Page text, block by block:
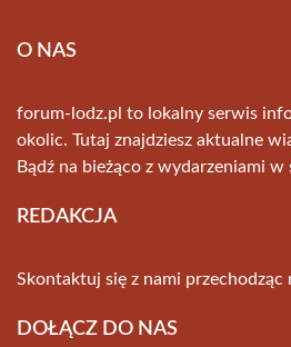
O NAS
forum-lodz.pl to lokalny serwis
okolic. Tutaj znajdziesz aktualne
Bądź na bieżąco z wydarzeniami
REDAKCJA
Skontaktuj się z nami przechodząc
DOŁĄCZ DO NAS